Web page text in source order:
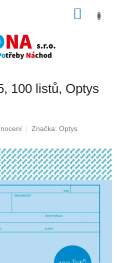
100 listů, Optys
Značka: Optys